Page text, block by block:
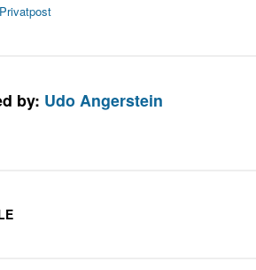
Privatpost
by: Udo Angerstein